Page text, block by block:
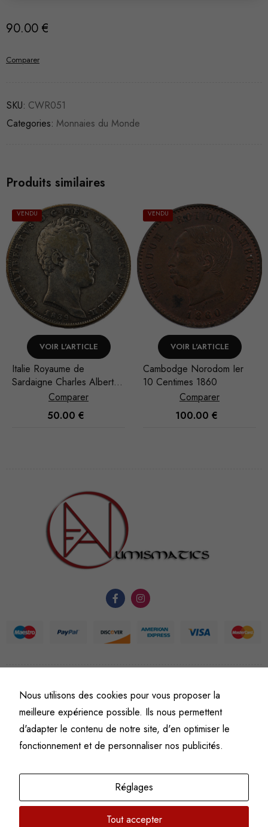
90.00 €
Comparer
SKU: CWR051
Categories: Monnaies du Monde
Produits similaires
VENDU
VOIR L'ARTICLE
Cambodge Norodom Ier
10 Centimes 1860
Comparer
100.00
VENDU
VOIR L'ARTICLE
Arabie Saoudite Abd al-
Aziz b. Sa'ud Riyal
1948/AH 1367
Comparer
35.00
©Fine art numismatics– Tous droits réservés.
Politique de confidentialité
Conditions générales de vente et d’utilisation
Mentions légales
Nous utilisons des cookies pour vous proposer la
meilleure expérience possible. Ils nous permettent
d'adapter le contenu de notre site, d'en optimiser le
fonctionnement et de personnaliser nos publicités.
Réglages
Tout accepter
fonctionnement
Statistiques
Afin que
puissions
fonctionnalité
et la
structure du
site Web, en
fonction de
en est fait.